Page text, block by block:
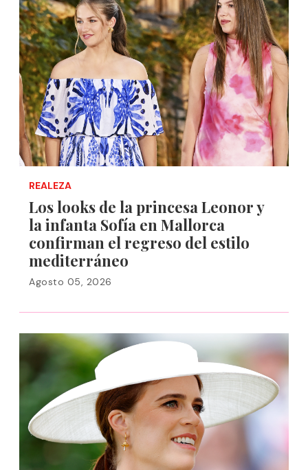
REALEZA
Los looks de la princesa Leonor y
la infanta Sofía en Mallorca
confirman el regreso del estilo
mediterráneo
Agosto 05, 2026